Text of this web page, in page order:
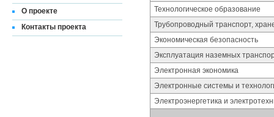
О проекте
Контакты проекта
Технологическое образование
Трубопроводный транспорт,
Экономическая безопасность
Эксплуатация наземных
Электронная экономика
Электронные системы и
Электроэнергетика и